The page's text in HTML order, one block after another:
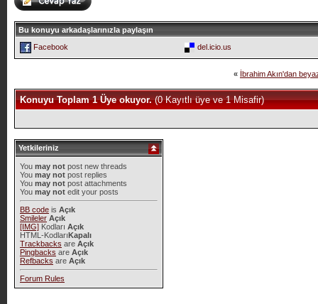
Bu konuyu arkadaşlarınızla paylaşın
Facebook
del.icio.us
« İbrahim Akın'dan
Konuyu Toplam 1 Üye okuyor.(0 Kayıtlı üye ve 1 Misafir)
Yetkileriniz
You may notpost new threads
You may notpost replies
You may notpost attachments
You may notedit your posts
BB codeis Açık
Smileler Açık
[IMG]Kodları Açık
HTML-KodlarıKapalı
Trackbacks are Açık
Pingbacks are Açık
Refbacks are Açık
Forum Rules